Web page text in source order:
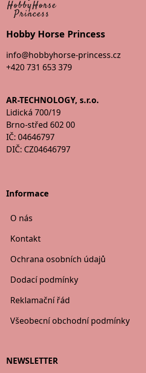
Hobby Horse Princess
info@hobbyhorse-princess.cz
+420 731 653 379
AR-TECHNOLOGY, s.r.o.
Lidická 700/19
Brno-střed 602 00
IČ: 04646797
DIČ: CZ04646797
Informace
O nás
Kontakt
Ochrana osobních údajů
Dodací podmínky
Reklamační řád
Všeobecní obchodní podmínky
NEWSLETTER